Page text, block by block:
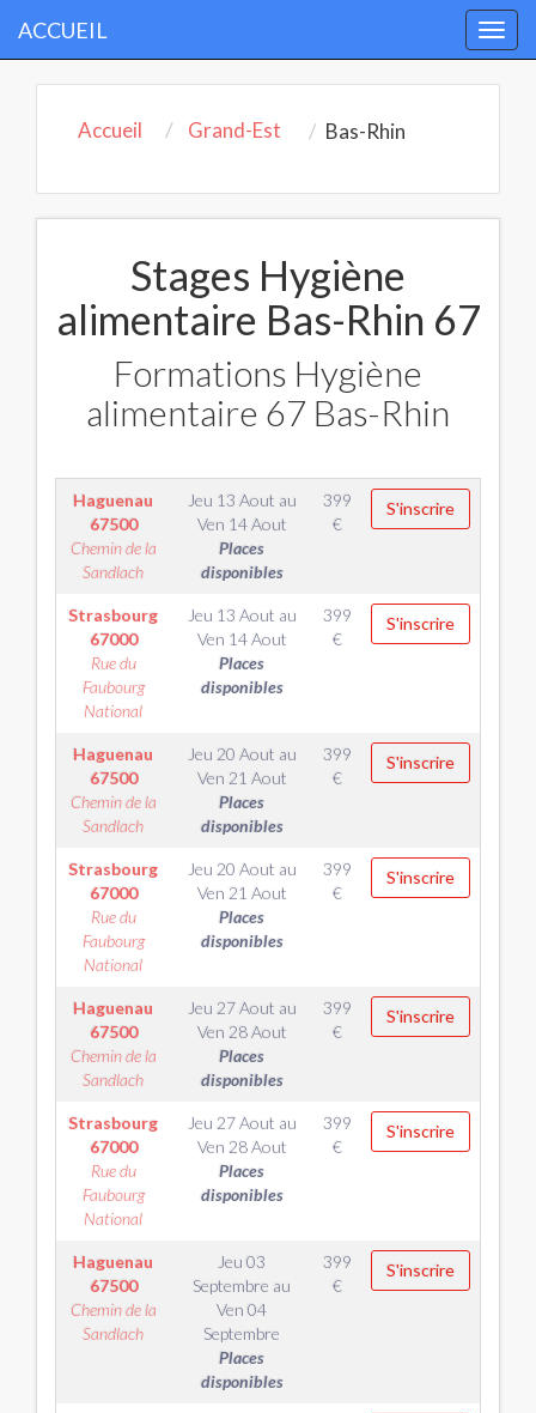
ACCUEIL
Accueil Grand-Est Bas-Rhin
Stages Hygiène
alimentaire Bas-Rhin 67
Formations Hygiène
alimentaire 67 Bas-Rhin
Haguenau
67500
Chemin de la
Sandlach
Jeu 13 Aout au
Ven 14 Aout
Places
disponibles
399
€
S'inscrire
Strasbourg
67000
Rue du
Faubourg
National
Jeu 13 Aout au
Ven 14 Aout
Places
disponibles
399
€
S'inscrire
Haguenau
67500
Chemin de la
Sandlach
Jeu 20 Aout au
Ven 21 Aout
Places
disponibles
399
€
S'inscrire
Strasbourg
67000
Rue du
Faubourg
National
Jeu 20 Aout au
Ven 21 Aout
Places
disponibles
399
€
S'inscrire
Haguenau
67500
Chemin de la
Sandlach
Jeu 27 Aout au
Ven 28 Aout
Places
disponibles
399
€
S'inscrire
Strasbourg
67000
Rue du
Faubourg
National
Jeu 27 Aout au
Ven 28 Aout
Places
disponibles
399
€
S'inscrire
Haguenau
67500
Chemin de la
Sandlach
Jeu 03
Septembre au
Ven 04
Septembre
Places
disponibles
399
€
S'inscrire